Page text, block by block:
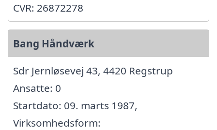
CVR: 26872278
Bang Håndværk
Sdr Jernløsevej 43, 4420 Regstrup
Ansatte: 0
Startdato: 09. marts 1987,
Virksomhedsform: